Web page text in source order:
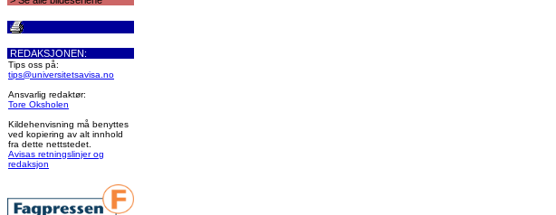
REDAKSJONEN:
Tips oss på:
tips@universitetsavisa.no
Ansvarlig redaktør:
Tore Oksholen
Kildehenvisning må benyttes
ved kopiering av alt innhold
fra dette nettstedet.
Avisas retningslinjer og
redaksjon